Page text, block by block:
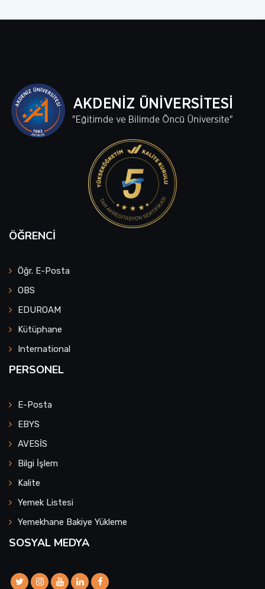
ÖĞRENCI
Öğr. E-Posta
OBS
EDUROAM
Kütüphane
International
PERSONEL
E-Posta
EBYS
AVESİS
Bilgi İşlem
Kalite
Yemek Listesi
Yemekhane Bakiye Yükleme
SOSYAL MEDYA